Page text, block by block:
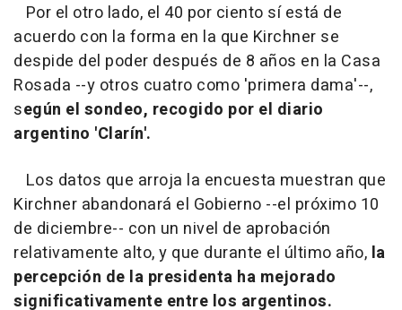
Por el otro lado, el 40 por ciento sí está de
acuerdo con la forma en la que Kirchner se
despide del poder después de 8 años en la Casa
Rosada --y otros cuatro como 'primera dama'--,
según el sondeo, recogido por el diario
argentino 'Clarín'.
Los datos que arroja la encuesta muestran que
Kirchner abandonará el Gobierno --el próximo 10
de diciembre-- con un nivel de aprobación
relativamente alto, y que durante el último año, la
percepción de la presidenta ha mejorado
significativamente entre los argentinos.